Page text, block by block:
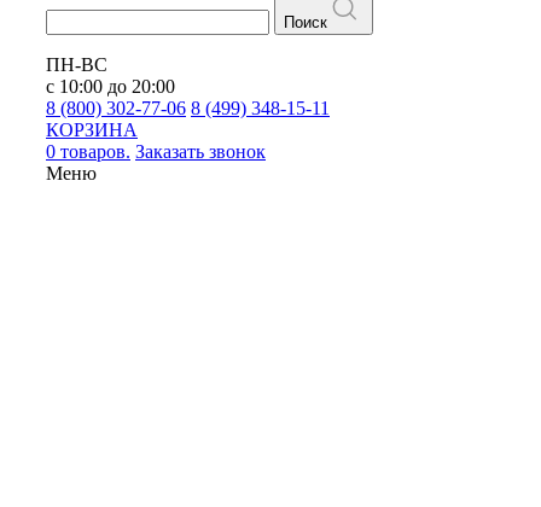
Поиск
ПН-ВС
с 10:00 до 20:00
8 (800) 302-77-06 8 (499) 348-15-11
КОРЗИНА
0 товаров. Заказать звонок
Меню